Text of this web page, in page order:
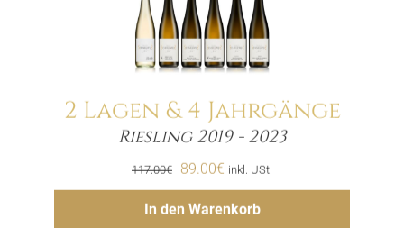
2 Lagen & 4 Jahrgänge
Riesling 2019 - 2023
117.00€
Ursprünglicher
Preis
war:
89.00€ Aktueller
Preis
ist:
inkl. USt.
In den Warenkorb
Menge
Hinzufügen